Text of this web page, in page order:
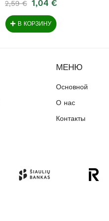
2,59 € 1,04 €
В КОРЗИНУ
МЕНЮ
Основной
О нас
Контакты